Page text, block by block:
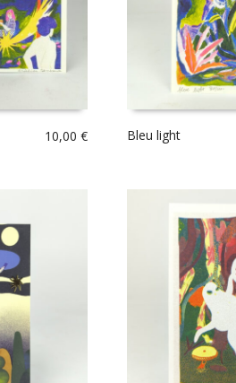
10,00 € Bleu light